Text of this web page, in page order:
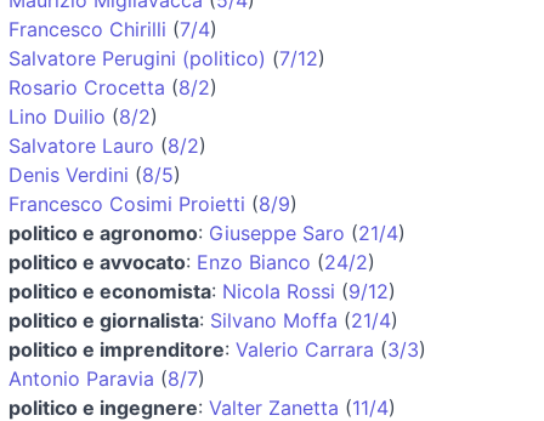
Francesco Chirilli (7/4)
Salvatore Perugini (politico) (7/12)
Rosario Crocetta (8/2)
Lino Duilio (8/2)
Salvatore Lauro (8/2)
Denis Verdini (8/5)
Francesco Cosimi Proietti (8/9)
politico e agronomo: Giuseppe Saro (21/4)
politico e avvocato: Enzo Bianco (24/2)
politico e economista: Nicola Rossi (9/12)
politico e giornalista: Silvano Moffa (21/4)
politico e imprenditore: Valerio Carrara (3/3)
Antonio Paravia (8/7)
politico e ingegnere: Valter Zanetta (11/4)